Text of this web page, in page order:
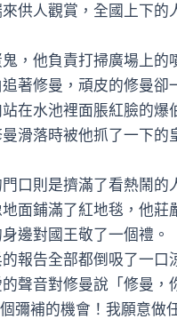
供人觀賞，全國上下的
他負責打掃廣場上的
修曼，頑皮的修曼卻
在水池裡面脹紅臉的
滑落時被他抓了一下的
則是擠滿了看熱鬧的
鋪滿了紅地毯，他莊
邊對國王敬了一個禮
報告全部都倒吸了一
聲音對修曼說「修曼
彌補的機會！我願意